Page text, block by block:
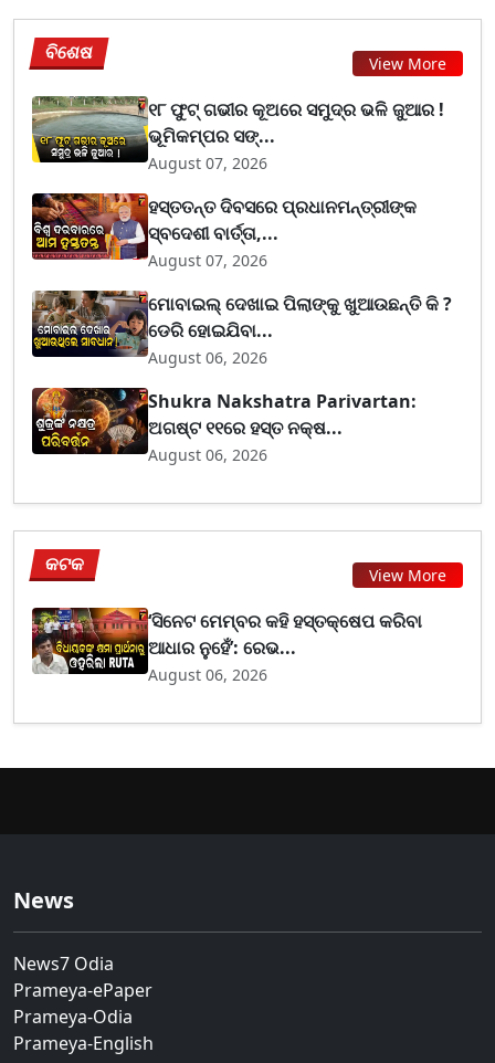
ବିଶେଷ View More
୧୮ ଫୁଟ୍ ଗଭୀର କୂଅରେ ସମୁଦ୍ର ଭଳି ଜୁଆର !
ଭୂମିକମ୍ପର ସଙ୍...
August 07, 2026
ହସ୍ତତନ୍ତ ଦିବସରେ ପ୍ରଧାନମନ୍ତ୍ରୀଙ୍କ
ସ୍ବଦେଶୀ ବାର୍ତ୍ତା,...
August 07, 2026
ମୋବାଇଲ୍ ଦେଖାଇ ପିଲାଙ୍କୁ ଖୁଆଉଛନ୍ତି କି ?
ଡେରି ହୋଇଯିବା...
August 06, 2026
Shukra Nakshatra Parivartan:
ଅଗଷ୍ଟ ୧୧ରେ ହସ୍ତ ନକ୍ଷ...
August 06, 2026
କଟକ View More
‘ସିନେଟ ମେମ୍ବର କହି ହସ୍ତକ୍ଷେପ କରିବା
ଆଧାର ନୁହେଁ’: ରେଭ...
August 06, 2026
News
News7 Odia
Prameya-ePaper
Prameya-Odia
Prameya-English